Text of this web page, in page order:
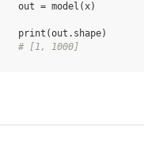
out = model (x)
print (out . shape)
# [1, 1000]